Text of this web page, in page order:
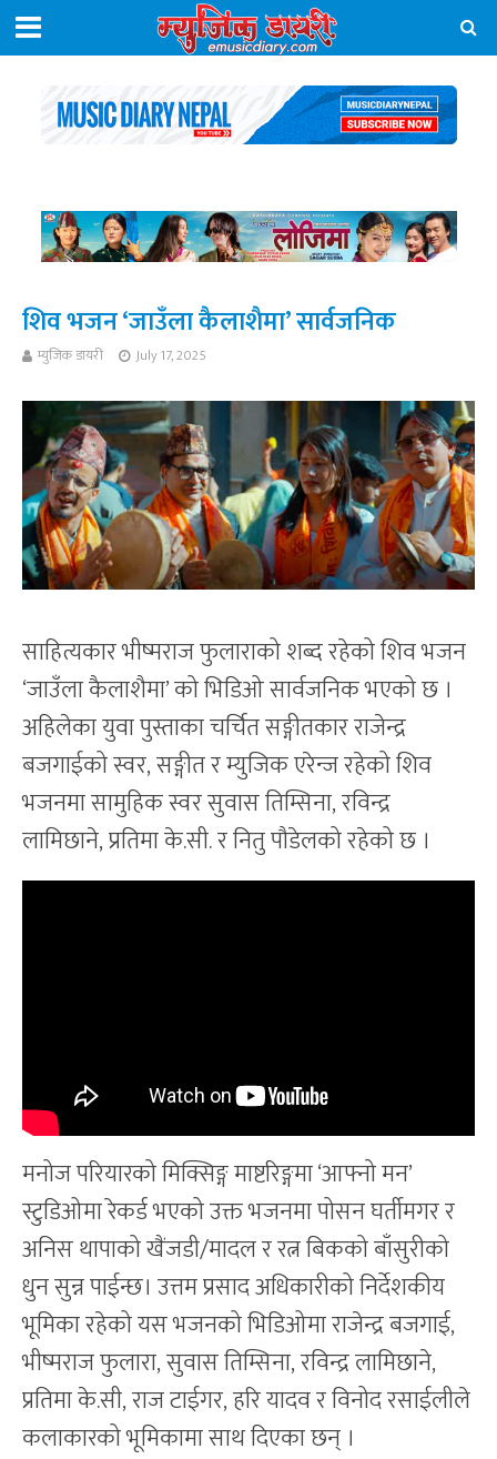
शिव भजन ‘जाउॅंला कैलाशैमा’ सार्वजनिक
म्युजिक डायरी July 17, 2025
साहित्यकार भीष्मराज फुलाराको शब्द रहेको शिव भजन
‘जाउॅंला कैलाशैमा’ को भिडिओ सार्वजनिक भएको छ ।
अहिलेका युवा पुस्ताका चर्चित सङ्गीतकार राजेन्द्र
बजगाईको स्वर, सङ्गीत र म्युजिक एरेन्ज रहेको शिव
भजनमा सामुहिक स्वर सुवास तिम्सिना, रविन्द्र
लामिछाने, प्रतिमा के.सी. र नितु पौडेलको रहेको छ ।
मनोज परियारको मिक्सिङ्ग माष्टरिङ्गमा ‘आफ्नो मन’
स्टुडिओमा रेकर्ड भएको उक्त भजनमा पोसन घर्तीमगर र
अनिस थापाको खैंजडी/मादल र रत्न बिकको बाँसुरीको
धुन सुन्न पाईन्छ। उत्तम प्रसाद अधिकारीको निर्देशकीय
भूमिका रहेको यस भजनको भिडिओमा राजेन्द्र बजगाई,
भीष्मराज फुलारा, सुवास तिम्सिना, रविन्द्र लामिछाने,
प्रतिमा के.सी, राज टाईगर, हरि यादव र विनोद रसाईलीले
कलाकारको भूमिकामा साथ दिएका छन् ।